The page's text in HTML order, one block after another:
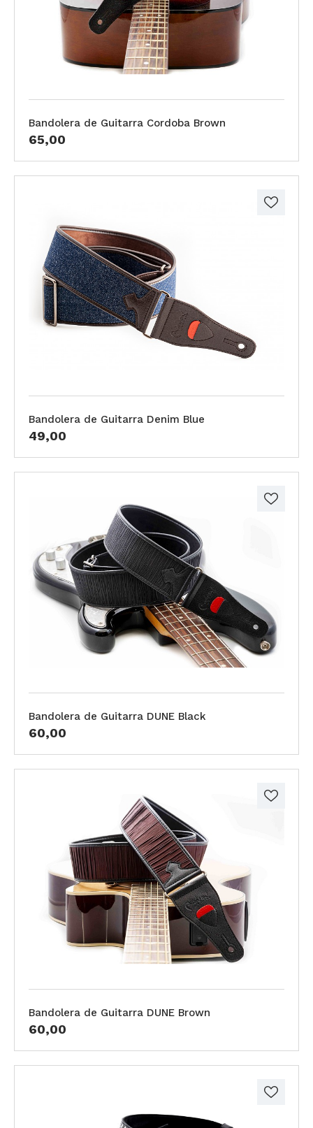
Bandolera de Guitarra Cordoba Brown
65,00
Bandolera de Guitarra Denim Blue
49,00
Bandolera de Guitarra DUNE Black
60,00
Bandolera de Guitarra DUNE Brown
60,00